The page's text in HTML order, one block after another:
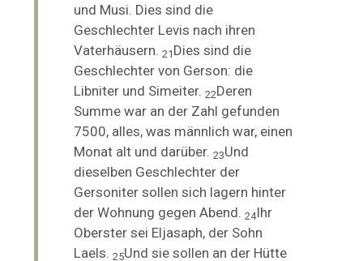
und Musi. Dies sind die
Geschlechter Levis nach ihren
Vaterhäusern.21 Dies sind die
Geschlechter von Gerson: die
Libniter und Simeiter.22Deren
Summe war an der Zahl gefunden
7500, alles, was männlich war, einen
Monat alt und darüber.23Und
dieselben Geschlechter der
Gersoniter sollen sich lagern hinter
der Wohnung gegen Abend.24Ihr
Oberster sei Eljasaph, der Sohn
Laels.25Und sie sollen an der Hütte